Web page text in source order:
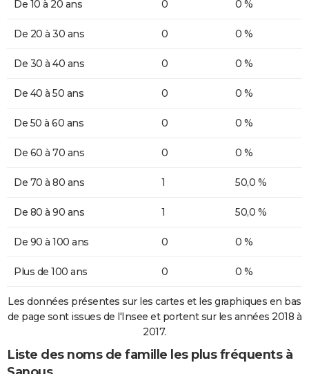
De 10 à 20 ans 0 0 %
De 20 à 30 ans 0 0 %
De 30 à 40 ans 0 0 %
De 40 à 50 ans 0 0 %
De 50 à 60 ans 0 0 %
De 60 à 70 ans 0 0 %
De 70 à 80 ans 1 50,0 %
De 80 à 90 ans 1 50,0 %
De 90 à 100 ans 0 0 %
Plus de 100 ans 0 0 %
Les données présentes sur les cartes et les graphiques en bas
de page sont issues de l'Insee et portent sur les années 2018 à
2017.
Liste des noms de famille les plus fréquents à